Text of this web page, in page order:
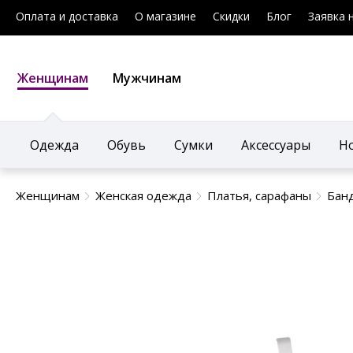
Оплата и доставка О магазине Скидки Блог Заявка
Женщинам
Одежда Обувь Сумки Аксессуары
Мужчинам
Женщинам Женская одежда Платья, сарафаны